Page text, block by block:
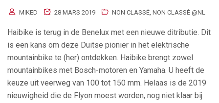
MIKED 28 MARS 2019 NON CLASSÉ, NON CLASSÉ @NL
Haibike is terug in de Benelux met een nieuwe ditributie. Dit
is een kans om deze Duitse pionier in het elektrische
mountainbike te (her) ontdekken. Haibike brengt zowel
mountainbikes met Bosch-motoren en Yamaha. U heeft de
keuze uit veerweg van 100 tot 150 mm. Helaas is de 2019
nieuwigheid die de Flyon moest worden, nog niet klaar bij